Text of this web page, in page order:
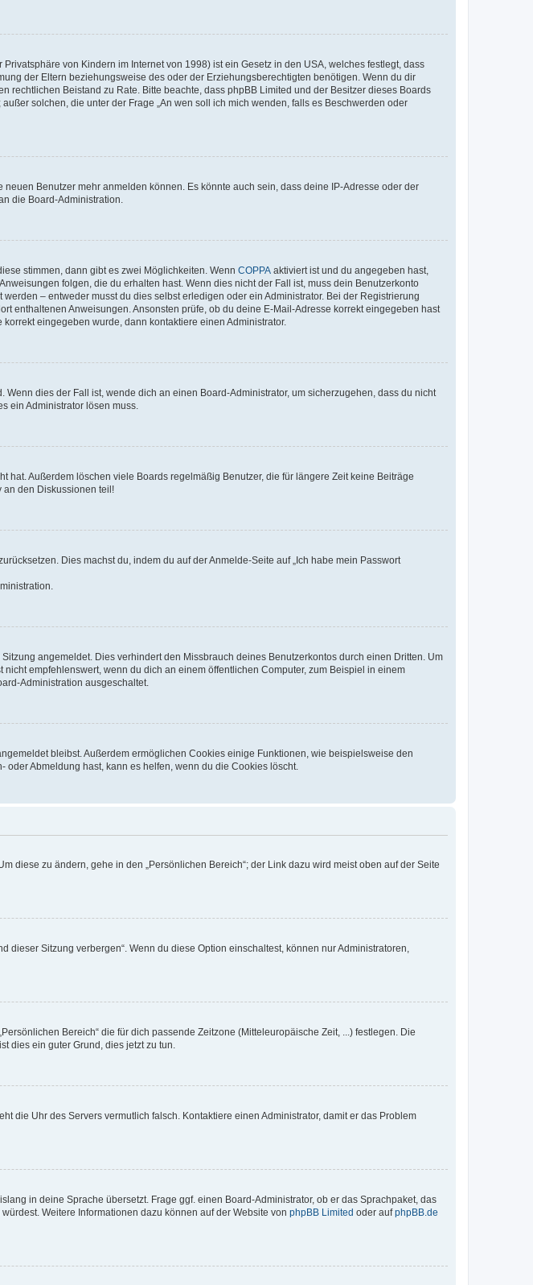
von Kindern im Internet von 1998) ist ein Gesetz in den USA, welches festlegt, dass
der Eltern beziehungsweise des oder der Erziehungsberechtigten benötigen. Wenn du dir
rechtlichen Beistand zu Rate. Bitte beachte, dass phpBB Limited und der Besitzer dieses Boards
solchen, die unter der Frage „An wen soll ich mich wenden, falls es Beschwerden oder
Benutzer mehr anmelden können. Es könnte auch sein, dass deine IP-Adresse oder der
die Board-Administration.
stimmen, dann gibt es zwei Möglichkeiten. Wenn COPPA aktiviert ist und du angegeben hast,
folgen, die du erhalten hast. Wenn dies nicht der Fall ist, muss dein Benutzerkonto
– entweder musst du dies selbst erledigen oder ein Administrator. Bei der Registrierung
enthaltenen Anweisungen. Ansonsten prüfe, ob du deine E-Mail-Adresse korrekt eingegeben hast
eingegeben wurde, dann kontaktiere einen Administrator.
dies der Fall ist, wende dich an einen Board-Administrator, um sicherzugehen, dass du nicht
ein Administrator lösen muss.
Außerdem löschen viele Boards regelmäßig Benutzer, die für längere Zeit keine Beiträge
an den Diskussionen teil!
Dies machst du, indem du auf der Anmelde-Seite auf „Ich habe mein Passwort
angemeldet. Dies verhindert den Missbrauch deines Benutzerkontos durch einen Dritten. Um
empfehlenswert, wenn du dich an einem öffentlichen Computer, zum Beispiel in einem
Administration ausgeschaltet.
bleibst. Außerdem ermöglichen Cookies einige Funktionen, wie beispielsweise den
oder Abmeldung hast, kann es helfen, wenn du die Cookies löscht.
diese zu ändern, gehe in den „Persönlichen Bereich“; der Link dazu wird meist oben auf der Seite
Sitzung verbergen“. Wenn du diese Option einschaltest, können nur Administratoren,
Bereich“ die für dich passende Zeitzone (Mitteleuropäische Zeit, ...) festlegen. Die
dies ein guter Grund, dies jetzt zu tun.
die Uhr des Servers vermutlich falsch. Kontaktiere einen Administrator, damit er das Problem
in deine Sprache übersetzt. Frage ggf. einen Board-Administrator, ob er das Sprachpaket, das
Weitere Informationen dazu können auf der Website von phpBB Limited oder aufphpBB.de